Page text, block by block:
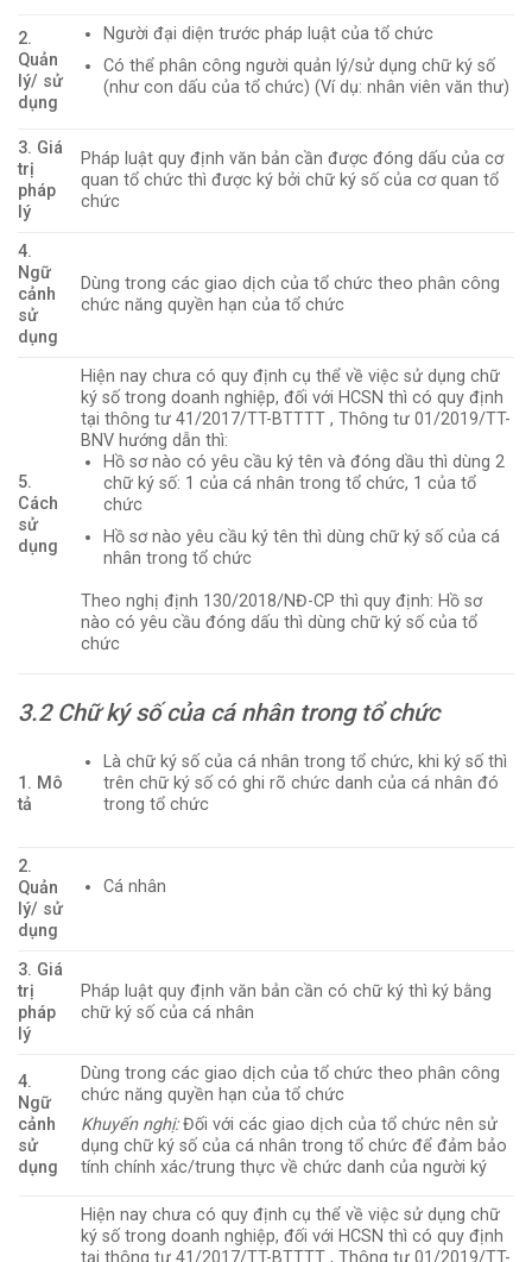
2.
Quản
lý/ sử
dụng
Người đại diện trước pháp luật của tổ chức
Có thể phân công người quản lý/sử dụng chữ ký số
(như con dấu của tổ chức) (Ví dụ: nhân viên văn thư)
3. Giá
trị
pháp
lý
Pháp luật quy định văn bản cần được đóng dấu của cơ
quan tổ chức thì được ký bởi chữ ký số của cơ quan tổ
chức
4.
Ngữ
cảnh
sử
dụng
Dùng trong các giao dịch của tổ chức theo phân công
chức năng quyền hạn của tổ chức
5.
Cách
sử
dụng
Hiện nay chưa có quy định cụ thể về việc sử dụng chữ
ký số trong doanh nghiệp, đối với HCSN thì có quy định
tại thông tư 41/2017/TT-BTTTT , Thông tư 01/2019/TT-
BNV hướng dẫn thì:
Hồ sơ nào có yêu cầu ký tên và đóng dầu thì dùng 2
chữ ký số: 1 của cá nhân trong tổ chức, 1 của tổ
chức
Hồ sơ nào yêu cầu ký tên thì dùng chữ ký số của cá
nhân trong tổ chức
Theo nghị định 130/2018/NĐ-CP thì quy định: Hồ sơ
nào có yêu cầu đóng dấu thì dùng chữ ký số của tổ
chức
3.2 Chữ ký số của cá nhân trong tổ chức
1. Mô
tả
Là chữ ký số của cá nhân trong tổ chức, khi ký số thì
trên chữ ký số có ghi rõ chức danh của cá nhân đó
trong tổ chức
2.
Quản
lý/ sử
dụng
Cá nhân
3. Giá
trị
pháp
lý
Pháp luật quy định văn bản cần có chữ ký thì ký bằng
chữ ký số của cá nhân
4.
Ngữ
cảnh
sử
dụng
Dùng trong các giao dịch của tổ chức theo phân công
chức năng quyền hạn của tổ chức
Khuyến nghị:Đối với các giao dịch của tổ chức nên sử
dụng chữ ký số của cá nhân trong tổ chức để đảm bảo
tính chính xác/trung thực về chức danh của người ký
Hiện nay chưa có quy định cụ thể về việc sử dụng chữ
ký số trong doanh nghiệp, đối với HCSN thì có quy định